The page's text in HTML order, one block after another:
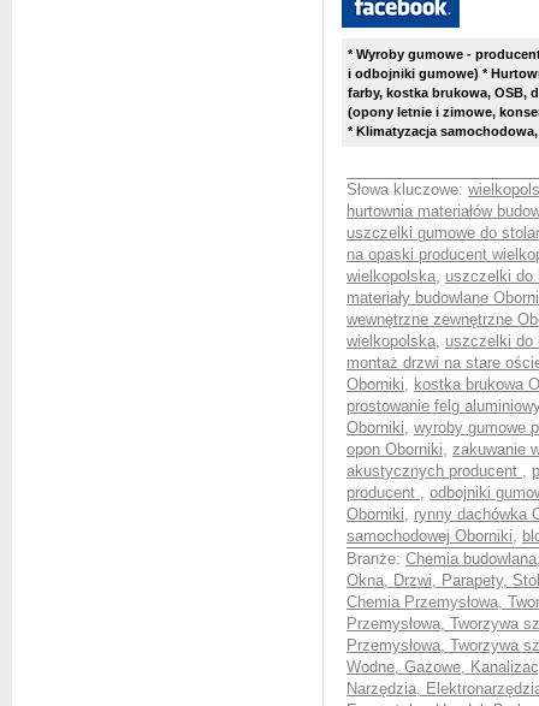
* Wyroby gumowe -
i odbojniki gumowe) *
farby, kostka brukowa, OSB,
(opony letnie i zimowe,
* Klimatyzacja
Słowa kluczowe:
hurtownia materiałów
uszczelki gumowe do
na opaski producent
wielkopolska, uszczelki do
materiały budowlane
wewnętrzne zewnętrzne
wielkopolska, uszczelki do
montaż drzwi na stare
Oborniki, kostka brukowa
prostowanie felg
Oborniki, wyroby gumowe
opon Oborniki, zakuwanie
akustycznych producent ,
producent , odbojniki
Oborniki, rynny dachówka
samochodowej Oborniki,
Branże: Chemia budowlana
Okna, Drzwi, Parapety,
Chemia Przemysłowa,
Przemysłowa, Tworzywa
Przemysłowa, Tworzywa
Wodne, Gazowe,
Narzędzia,